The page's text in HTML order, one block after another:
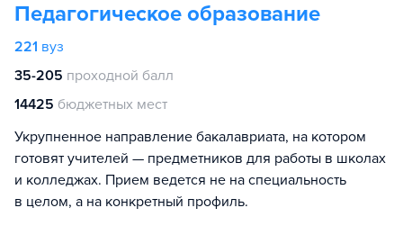
Педагогическое образование
221 вуз
35-205 проходной балл
14425 бюджетных мест
Укрупненное направление бакалавриата, на котором
готовят учителей — предметников для работы в школах
и колледжах. Прием ведется не на специальность
в целом, а на конкретный профиль.